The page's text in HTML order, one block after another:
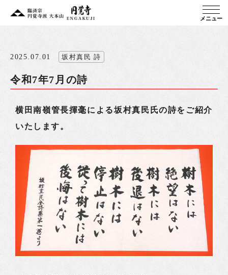
メニュー
2025.07.01 坂村真民 詩
令和7年7月の詩
横田南嶺管長揮毫による坂村真民氏の詩をご紹介
いたします。